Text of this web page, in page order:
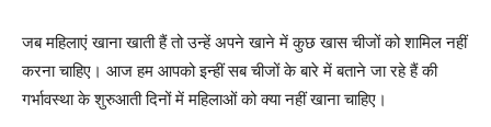
जब महिलाएं खाना खाती हैं तो उन्हें अपने खाने में कुछ खास चीजों को शामिल नहीं
करना चाहिए। आज हम आपको इन्हीं सब चीजों के बारे में बताने जा रहे हैं की
गर्भावस्था के शुरुआती दिनों में महिलाओं को क्या नहीं खाना चाहिए।